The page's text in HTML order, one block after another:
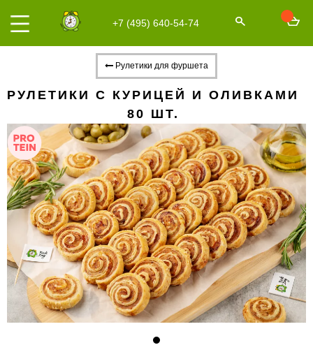
+7 (495) 640-54-74
Рулетики для фуршета
РУЛЕТИКИ С КУРИЦЕЙ И ОЛИВКАМИ
80 ШТ.